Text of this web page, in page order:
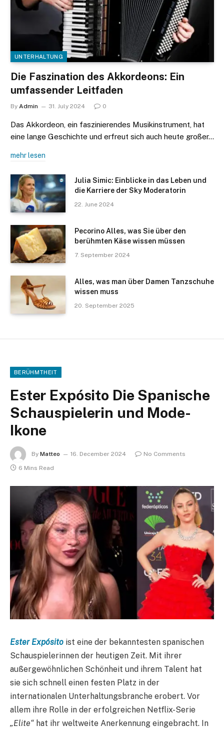
UNTERHALTUNG
Die Faszination des Akkordeons: Ein
umfassender Leitfaden
By Admin 31. July 2024 0
Das Akkordeon, ein faszinierendes Musikinstrument, hat
eine lange Geschichte und erfreut sich auch heute großer…
mehr lesen
Julia Simic: Einblicke in das Leben und
die Karriere der Sky Moderatorin
22. June 2024
Pecorino Alles, was Sie über den
berühmten Käse wissen müssen
7. September 2024
Alles, was man über Damen Tanzschuhe
wissen muss
20. September 2025
BERÜHMTHEIT
Ester Expósito Die Spanische
Schauspielerin und Mode-
Ikone
By Matteo 16. December 2024
No Comments
6 Mins Read
Ester Expósito ist eine der bekanntesten spanischen
Schauspielerinnen der heutigen Zeit. Mit ihrer
außergewöhnlichen Schönheit und ihrem Talent hat
sie sich schnell einen festen Platz in der
internationalen Unterhaltungsbranche erobert. Vor
allem ihre Rolle in der erfolgreichen Netflix-Serie
„Elite“ hat ihr weltweite Anerkennung eingebracht. In